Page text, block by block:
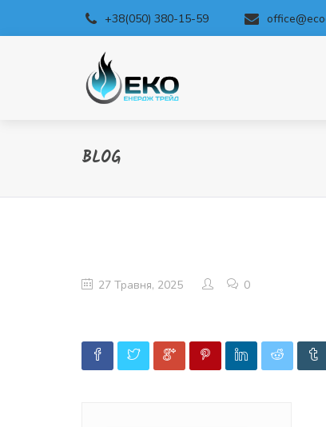
+38(050) 380-15-59
BLOG
27 Травня, 2025 0